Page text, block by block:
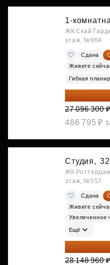
1-
ЖК Скай
этаж, №964
Сдана
Живите
Гибкая
22 489 929
27 096 300 ₽
486 795 ₽
Студия,
ЖК
этаж, №557
Сдана
Живите
Увеличенное
Ещё
23 645 126
28 148 960 ₽